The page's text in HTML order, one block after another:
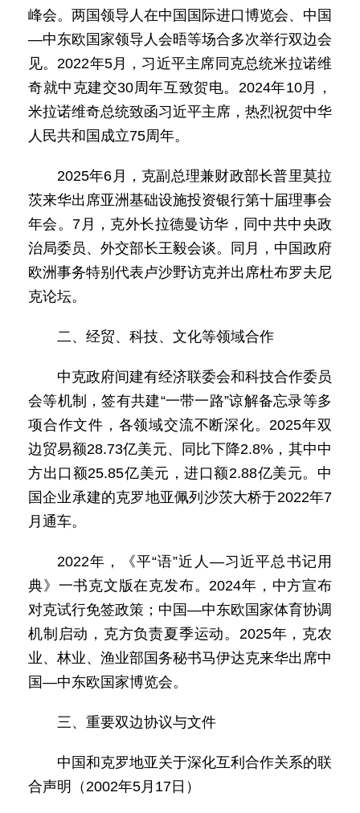
峰会。两国领导人在中国国际进口博览会、中国
—中东欧国家领导人会晤等场合多次举行双边会
见。2022年5月，习近平主席同克总统米拉诺维
奇就中克建交30周年互致贺电。2024年10月，
米拉诺维奇总统致函习近平主席，热烈祝贺中华
人民共和国成立75周年。
2025年6月，克副总理兼财政部长普里莫拉
茨来华出席亚洲基础设施投资银行第十届理事会
年会。7月，克外长拉德曼访华，同中共中央政
治局委员、外交部长王毅会谈。同月，中国政府
欧洲事务特别代表卢沙野访克并出席杜布罗夫尼
克论坛。
二、经贸、科技、文化等领域合作
中克政府间建有经济联委会和科技合作委员
会等机制，签有共建“一带一路”谅解备忘录等多
项合作文件，各领域交流不断深化。2025年双
边贸易额28.73亿美元、同比下降2.8%，其中中
方出口额25.85亿美元，进口额2.88亿美元。中
国企业承建的克罗地亚佩列沙茨大桥于2022年7
月通车。
2022年，《平“语”近人—习近平总书记用
典》一书克文版在克发布。2024年，中方宣布
对克试行免签政策；中国—中东欧国家体育协调
机制启动，克方负责夏季运动。2025年，克农
业、林业、渔业部国务秘书马伊达克来华出席中
国—中东欧国家博览会。
三、重要双边协议与文件
中国和克罗地亚关于深化互利合作关系的联
合声明（2002年5月17日）